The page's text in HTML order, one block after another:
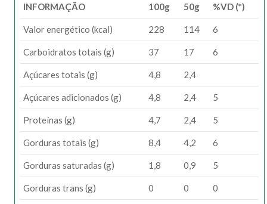
INFORMAÇÃO 100g 50g %VD (*)
Valor energético (kcal) 228 114 6
Carboidratos totais (g) 37 17 6
Açúcares totais (g) 4,8 2,4
Açúcares adicionados (g) 4,8 2,4 5
Proteínas (g) 4,7 2,4 5
Gorduras totais (g) 8,4 4,2 6
Gorduras saturadas (g) 1,8 0,9 5
Gorduras trans (g) 0 0 0